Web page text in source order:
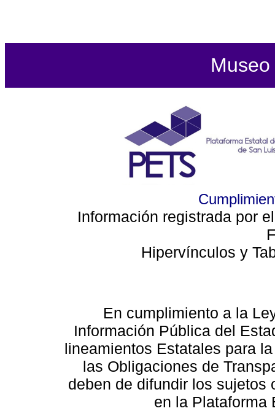
Información registrada por
Hipervínculos y
En cumplimiento a la
Información Pública del
lineamientos Estatales para
las Obligaciones de
deben de difundir los sujetos
en la Plataforma